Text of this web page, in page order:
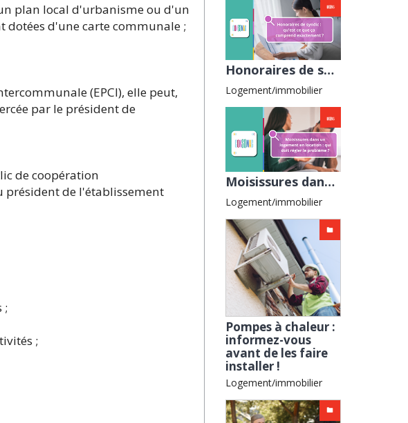
plan local d'urbanisme ou d'un
d'une carte communale ;
(EPCI), elle peut,
par le président de
de coopération
de l'établissement
;
;
Honoraires de syndic : qu’est-ce que ça comprend exactement ? avec la CLCV
Logement/immobilier
Moisissures dans un logement en location : qui doit régler le problème ? avec la CGL
Logement/immobilier
Pompes à chaleur :
informez-vous
avant de les faire
installer !
Logement/immobilier